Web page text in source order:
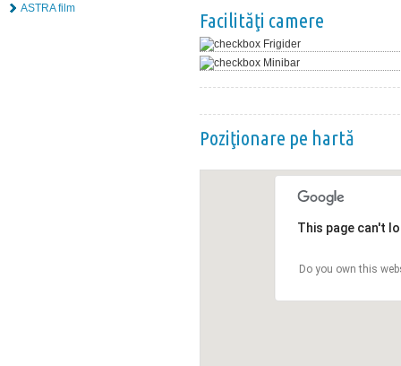
ASTRA film
Facilităţi camere
Frigider
Minibar
Poziţionare pe hartă
This page can't
Do you own this